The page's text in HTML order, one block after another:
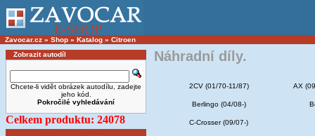
Zavocar.cz » Shop » Katalog » Citroen
Zobrazit autodíl
Chcete-li vidět obrázek autodílu, zadejte
jeho kód.
Pokročilé vyhledávání
Celkem produktu: 24078
Náhradní díly.
2CV (01/70-11/87) AX
Berlingo (04/08-)
C-Crosser (09/07-)